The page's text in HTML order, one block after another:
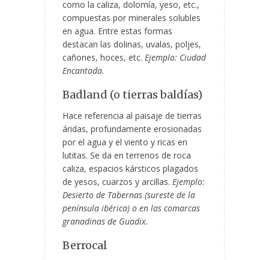
como la caliza, dolomía, yeso, etc.,
compuestas por minerales solubles
en agua. Entre estas formas
destacan las dolinas, uvalas, poljes,
cañones, hoces, etc. Ejemplo: Ciudad
Encantada.
Badland (o tierras baldías)
Hace referencia al paisaje de tierras
áridas, profundamente erosionadas
por el agua y el viento y ricas en
lutitas. Se da en terrenos de roca
caliza, espacios kársticos plagados
de yesos, cuarzos y arcillas. Ejemplo:
Desierto de Tabernas (sureste de la
península ibérica) o en las comarcas
granadinas de Guadix.
Berrocal